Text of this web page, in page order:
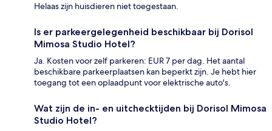
Helaas zijn huisdieren niet toegestaan.
Is er parkeergelegenheid beschikbaar bij Dorisol
Mimosa Studio Hotel?
Ja. Kosten voor zelf parkeren: EUR 7 per dag. Het aantal
beschikbare parkeerplaatsen kan beperkt zijn. Je hebt hier
toegang tot een oplaadpunt voor elektrische auto's.
Wat zijn de in- en uitchecktijden bij Dorisol Mimosa
Studio Hotel?